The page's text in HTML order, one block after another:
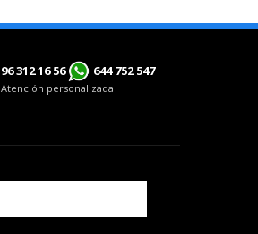
96 312 16 56 644 752 547
Atención personalizada